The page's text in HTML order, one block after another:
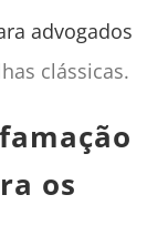
advogados
clássicas.
os